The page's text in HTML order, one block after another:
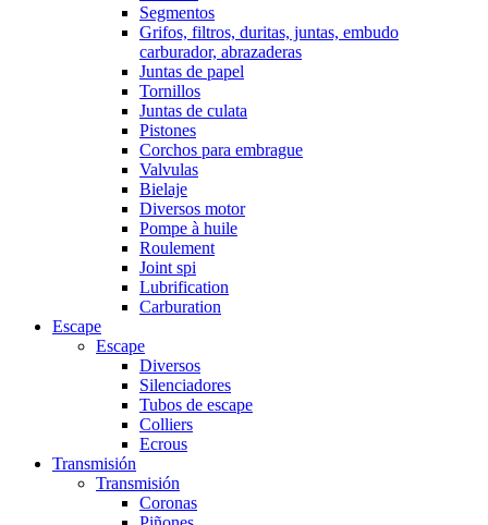
Segmentos
Grifos, filtros, duritas, juntas, embudo
carburador, abrazaderas
Juntas de papel
Tornillos
Juntas de culata
Pistones
Corchos para embrague
Valvulas
Bielaje
Diversos motor
Pompe à huile
Roulement
Joint spi
Lubrification
Carburation
Escape
Escape
Diversos
Silenciadores
Tubos de escape
Colliers
Ecrous
Transmisión
Transmisión
Coronas